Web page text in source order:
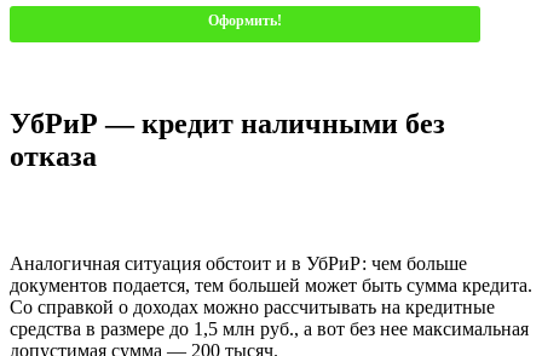
Оформить!
УбРиР — кредит наличными без
отказа
Аналогичная ситуация обстоит и в УбРиР: чем больше
документов подается, тем большей может быть сумма кредита.
Со справкой о доходах можно рассчитывать на кредитные
средства в размере до 1,5 млн руб., а вот без нее максимальная
допустимая сумма — 200 тысяч.